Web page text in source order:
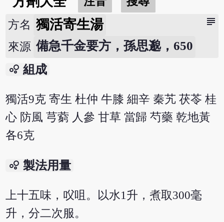
subject
方名 獨活寄生湯
來源 備急千金要方，孫思邈，650
bubble_chart 組成
獨活9克 寄生 杜仲 牛膝 細辛 秦艽 茯苓 桂
心 防風 芎藭 人參 甘草 當歸 芍藥 乾地黃
各6克
bubble_chart 製法用量
上十五味，㕮咀。以水1升，煮取300毫
升，分二次服。